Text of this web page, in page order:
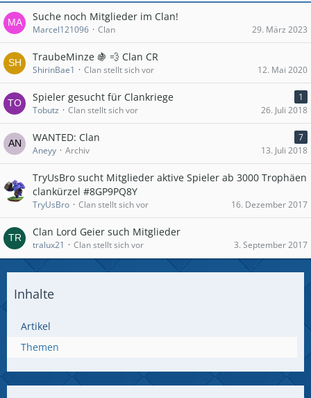
Suche noch Mitglieder im Clan!
Marcel121096 Clan 29. März 2023
TraubeMinze 🍇 💨 Clan CR
ShirinBae1 Clan stellt sich vor 12. Mai 2020
Spieler gesucht für Clankriege
1
Tobutz
Clan stellt sich vor 26. Juli 2018
WANTED: Clan
7
Aneyy
Archiv 13. Juli 2018
TryUsBro sucht Mitglieder aktive Spieler ab 3000 Trophäen
clankürzel #8GP9PQ8Y
TryUsBro Clan stellt sich vor 16. Dezember 2017
Clan Lord Geier such Mitglieder
tralux21 Clan stellt sich vor 3. September 2017
Inhalte
Artikel
Themen